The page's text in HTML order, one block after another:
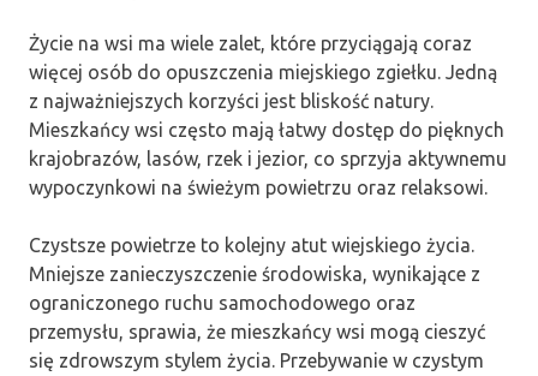
Życie na wsi ma wiele zalet, które przyciągają coraz
więcej osób do opuszczenia miejskiego zgiełku. Jedną
z najważniejszych korzyści jest bliskość natury.
Mieszkańcy wsi często mają łatwy dostęp do pięknych
krajobrazów, lasów, rzek i jezior, co sprzyja aktywnemu
wypoczynkowi na świeżym powietrzu oraz relaksowi.
Czystsze powietrze to kolejny atut wiejskiego życia.
Mniejsze zanieczyszczenie środowiska, wynikające z
ograniczonego ruchu samochodowego oraz
przemysłu, sprawia, że mieszkańcy wsi mogą cieszyć
się zdrowszym stylem życia. Przebywanie w czystym